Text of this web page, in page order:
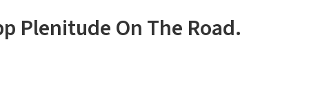
Plenitude On The Road.